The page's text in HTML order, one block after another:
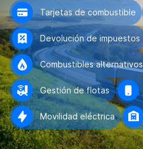
Tarjetas de combustible
Devolución de impuestos
Combustibles alternativos
Gestión de flotas
Movilidad eléctrica